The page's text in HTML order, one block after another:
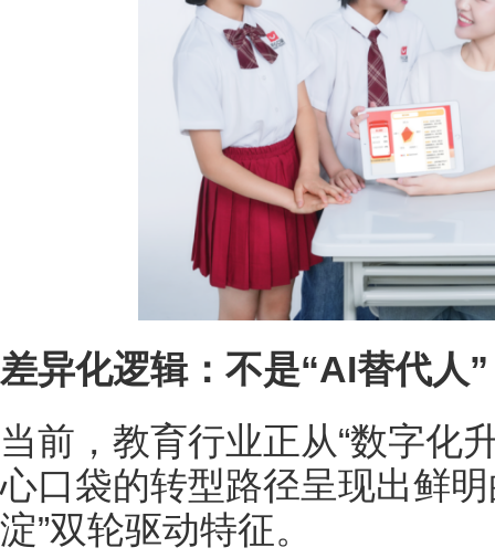
差异化逻辑：不是“AI替代人
当前，教育行业正从“数字化
心口袋的转型路径呈现出鲜
淀”双轮驱动特征。